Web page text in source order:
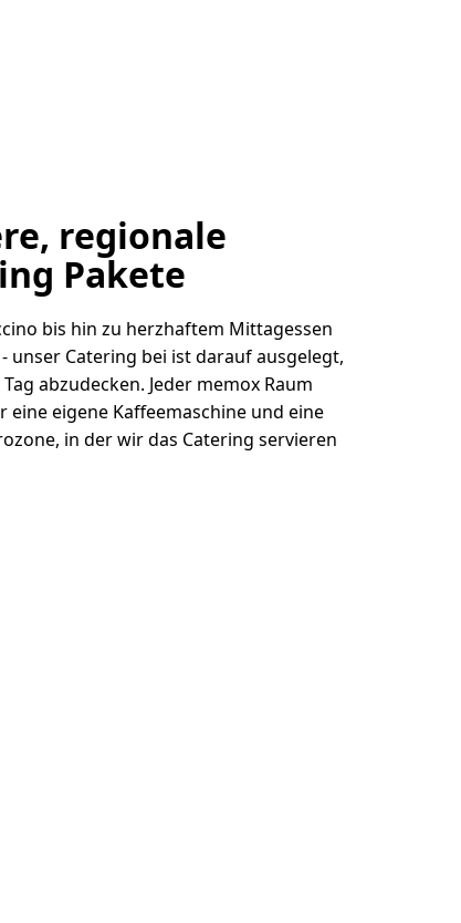
regionale
Pakete
bis hin zu herzhaftem Mittagessen
unser Catering bei ist darauf ausgelegt,
abzudecken. Jeder memox Raum
eine eigene Kaffeemaschine und eine
in der wir das Catering servieren